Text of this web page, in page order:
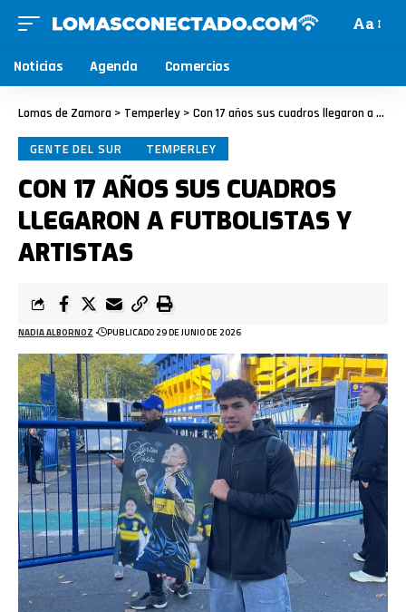
Aa
Noticias Agenda Comercios
Lomas de Zamora > Temperley > Con 17 años sus cuadros llegaron a futbolistas y artistas
GENTE DEL SUR TEMPERLEY
CON 17 AÑOS SUS CUADROS
LLEGARON A FUTBOLISTAS Y
ARTISTAS
NADIA ALBORNOZ PUBLICADO 29 DE JUNIO DE 2026